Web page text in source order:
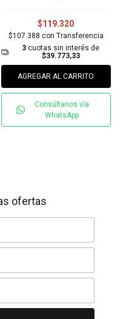
$119.320
$107.388 con Transferencia
3 cuotas sin interés de
$39.773,33
AGREGAR AL CARRITO
Consúltanos vía
WhatsApp
ofertas